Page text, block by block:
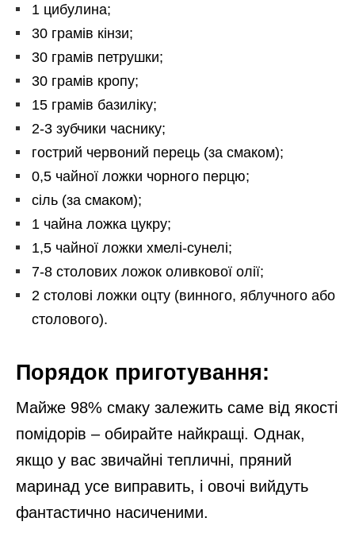
1 цибулина;
30 грамів кінзи;
30 грамів петрушки;
30 грамів кропу;
15 грамів базиліку;
2-3 зубчики часнику;
гострий червоний перець (за смаком);
0,5 чайної ложки чорного перцю;
сіль (за смаком);
1 чайна ложка цукру;
1,5 чайної ложки хмелі-сунелі;
7-8 столових ложок оливкової олії;
2 столові ложки оцту (винного, яблучного або
столового).
Порядок приготування:
Майже 98% смаку залежить саме від якості
помідорів – обирайте найкращі. Однак,
якщо у вас звичайні тепличні, пряний
маринад усе виправить, і овочі вийдуть
фантастично насиченими.